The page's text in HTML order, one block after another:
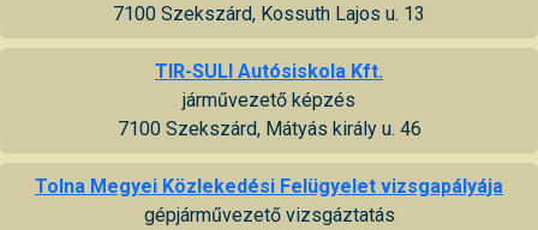
7100 Szekszárd, Kossuth Lajos u. 13
TIR-SULI Autósiskola Kft.
járművezető képzés
7100 Szekszárd, Mátyás király u. 46
Tolna Megyei Közlekedési Felügyelet vizsgapályája
gépjárművezető vizsgáztatás